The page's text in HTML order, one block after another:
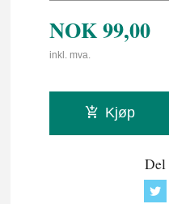
NOK99,00
inkl. mva.
Kjøp
Del